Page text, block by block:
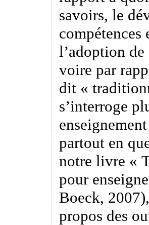
savoirs, le
compétences
l’adoption
voire par
dit «
s’interroge
partout en
notre livre «
pour
Boeck,
propos des